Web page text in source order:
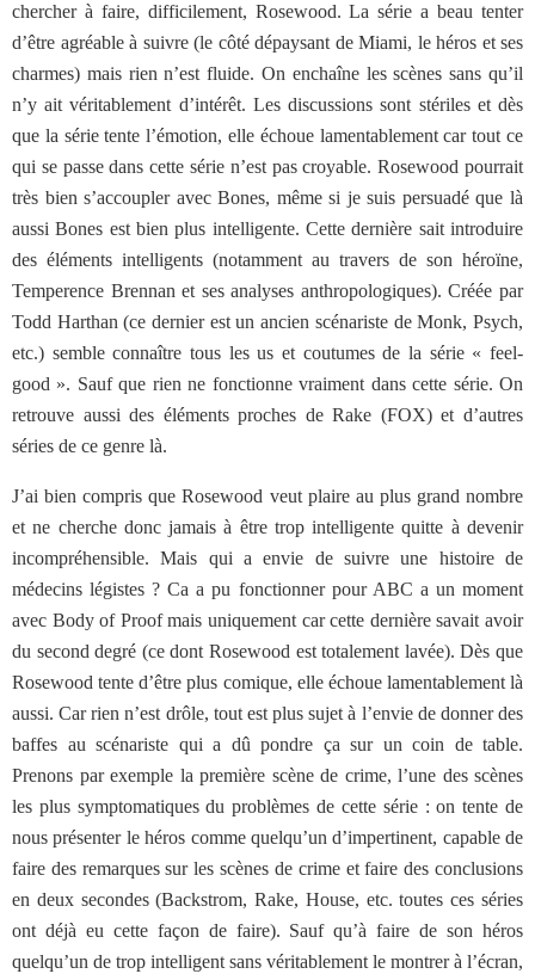
chercher à faire, difficilement, Rosewood. La série a beau tenter
d’être agréable à suivre (le côté dépaysant de Miami, le héros et ses
charmes) mais rien n’est fluide. On enchaîne les scènes sans qu’il
n’y ait véritablement d’intérêt. Les discussions sont stériles et dès
que la série tente l’émotion, elle échoue lamentablement car tout ce
qui se passe dans cette série n’est pas croyable. Rosewood pourrait
très bien s’accoupler avec Bones, même si je suis persuadé que là
aussi Bones est bien plus intelligente. Cette dernière sait introduire
des éléments intelligents (notamment au travers de son héroïne,
Temperence Brennan et ses analyses anthropologiques). Créée par
Todd Harthan (ce dernier est un ancien scénariste de Monk, Psych,
etc.) semble connaître tous les us et coutumes de la série « feel-
good ». Sauf que rien ne fonctionne vraiment dans cette série. On
retrouve aussi des éléments proches de Rake (FOX) et d’autres
séries de ce genre là.
J’ai bien compris que Rosewood veut plaire au plus grand nombre
et ne cherche donc jamais à être trop intelligente quitte à devenir
incompréhensible. Mais qui a envie de suivre une histoire de
médecins légistes ? Ca a pu fonctionner pour ABC a un moment
avec Body of Proof mais uniquement car cette dernière savait avoir
du second degré (ce dont Rosewood est totalement lavée). Dès que
Rosewood tente d’être plus comique, elle échoue lamentablement là
aussi. Car rien n’est drôle, tout est plus sujet à l’envie de donner des
baffes au scénariste qui a dû pondre ça sur un coin de table.
Prenons par exemple la première scène de crime, l’une des scènes
les plus symptomatiques du problèmes de cette série : on tente de
nous présenter le héros comme quelqu’un d’impertinent, capable de
faire des remarques sur les scènes de crime et faire des conclusions
en deux secondes (Backstrom, Rake, House, etc. toutes ces séries
ont déjà eu cette façon de faire). Sauf qu’à faire de son héros
quelqu’un de trop intelligent sans véritablement le montrer à l’écran,